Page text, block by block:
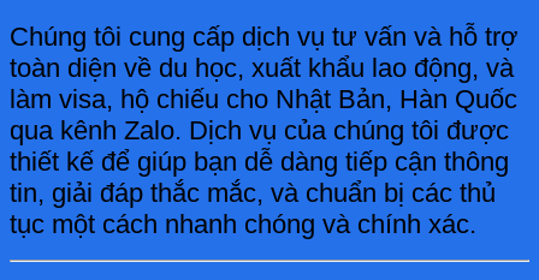
Chúng tôi cung cấp dịch vụ tư vấn và hỗ trợ
toàn diện về du học, xuất khẩu lao động, và
làm visa, hộ chiếu cho Nhật Bản, Hàn Quốc
qua kênh Zalo. Dịch vụ của chúng tôi được
thiết kế để giúp bạn dễ dàng tiếp cận thông
tin, giải đáp thắc mắc, và chuẩn bị các thủ
tục một cách nhanh chóng và chính xác.